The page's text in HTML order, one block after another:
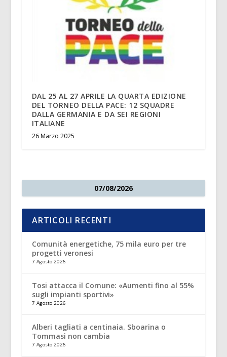
DAL 25 AL 27 APRILE LA QUARTA EDIZIONE
DEL TORNEO DELLA PACE: 12 SQUADRE
DALLA GERMANIA E DA SEI REGIONI
ITALIANE
26 Marzo 2025
07/08/2026
ARTICOLI RECENTI
Comunità energetiche, 75 mila euro per tre
progetti veronesi
7 Agosto 2026
Tosi attacca il Comune: «Aumenti fino al 55%
sugli impianti sportivi»
7 Agosto 2026
Alberi tagliati a centinaia. Sboarina o
Tommasi non cambia
7 Agosto 2026